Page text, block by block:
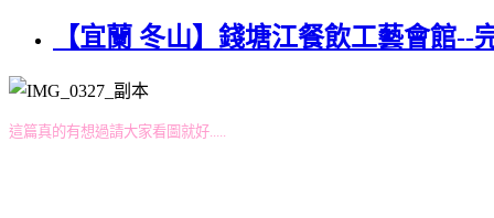
【宜蘭 冬山】錢塘江餐飲工藝會館--
這篇真的有想過請大家看圖就好.....